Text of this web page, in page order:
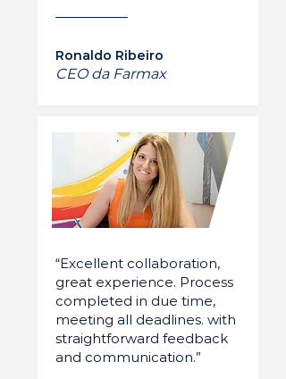
Ronaldo Ribeiro
CEO da Farmax
“Excellent collaboration,
great experience. Process
completed in due time,
meeting all deadlines. with
straightforward feedback
and communication.”